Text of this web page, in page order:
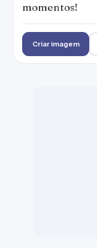
momentos!
Criar imagem